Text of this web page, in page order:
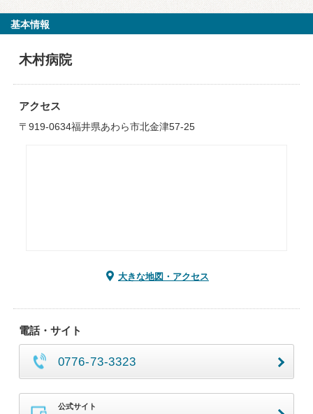
基本情報
木村病院
アクセス
〒919-0634福井県あわら市北金津57-25
大きな地図・アクセス
電話・サイト
0776-73-3323
公式サイト